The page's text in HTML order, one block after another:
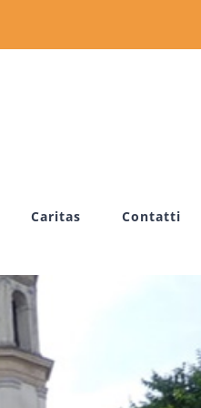
Caritas Contatti